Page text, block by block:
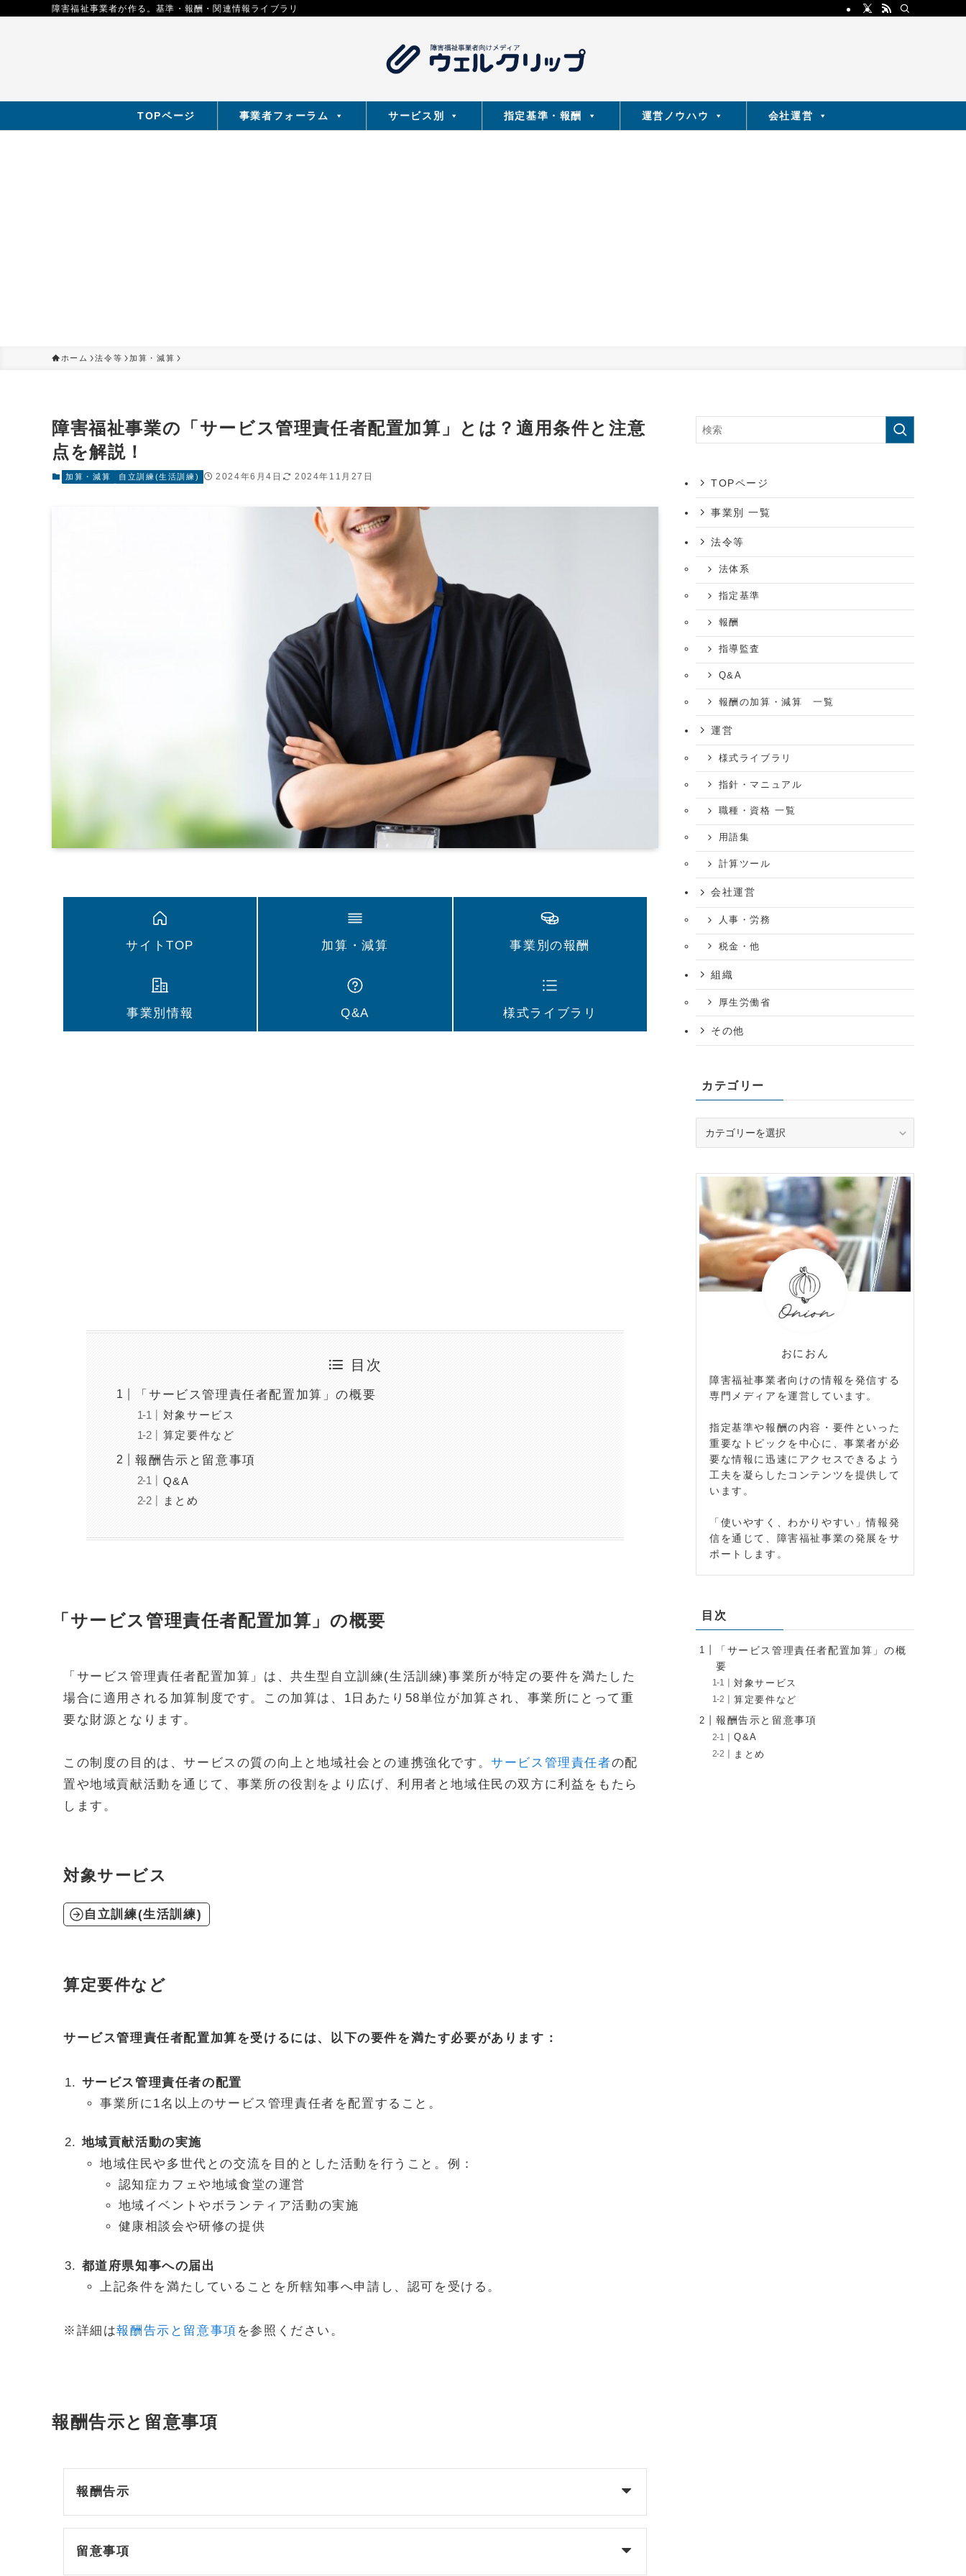
障害福祉事業者が作る。基準・報酬・関連情報ライブラリ
TOPページ 事業者フォーラム サービス別 指定基準・報酬 運営ノウハウ 会社運営
ホーム 法令等 加算・減算
障害福祉事業の「サービス管理責任者配置加算」とは？適用条件と注意
点を解説！
加算・減算 自立訓練(生活訓練) 2024年6月4日 2024年11月27日
サイトTOP 加算・減算 事業別の報酬
事業別情報 Q&A 様式ライブラリ
目次
「サービス管理責任者配置加算」の概要
対象サービス
算定要件など
報酬告示と留意事項
Q&A
まとめ
「サービス管理責任者配置加算」の概要
「サービス管理責任者配置加算」は、共生型自立訓練(生活訓練)事業所が特定の要件を満たした
場合に適用される加算制度です。この加算は、1日あたり58単位が加算され、事業所にとって重
要な財源となります。
この制度の目的は、サービスの質の向上と地域社会との連携強化です。サービス管理責任者の配
置や地域貢献活動を通じて、事業所の役割をより広げ、利用者と地域住民の双方に利益をもたら
します。
対象サービス
自立訓練(生活訓練)
算定要件など
サービス管理責任者配置加算を受けるには、以下の要件を満たす必要があります：
サービス管理責任者の配置
事業所に1名以上のサービス管理責任者を配置すること。
地域貢献活動の実施
地域住民や多世代との交流を目的とした活動を行うこと。例：
認知症カフェや地域食堂の運営
地域イベントやボランティア活動の実施
健康相談会や研修の提供
都道府県知事への届出
上記条件を満たしていることを所轄知事へ申請し、認可を受ける。
※詳細は報酬告示と留意事項 を参照ください。
報酬告示と留意事項
報酬告示
留意事項
TOPページ
事業別 一覧
法令等
法体系
指定基準
報酬
指導監査
Q&A
報酬の加算・減算 一覧
運営
様式ライブラリ
指針・マニュアル
職種・資格 一覧
用語集
計算ツール
会社運営
人事・労務
税金・他
組織
厚生労働省
その他
カテゴリー
テ
リ
おにおん
障害福祉事業者向けの情報を発信する
専門メディアを運営しています。
指定基準や報酬の内容・要件といった
重要なトピックを中心に、事業者が必
要な情報に迅速にアクセスできるよう
工夫を凝らしたコンテンツを提供して
います。
「使いやすく、わかりやすい」情報発
信を通じて、障害福祉事業の発展をサ
ポートします。
目次
「サービス管理責任者配置加算」の概
要
対象サービス
算定要件など
報酬告示と留意事項
Q&A
まとめ